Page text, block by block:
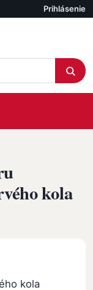
Účet
Prihlásenie
kola
kola